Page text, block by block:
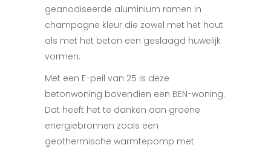
geanodiseerde aluminium ramen in
champagne kleur die zowel met het hout
als met het beton een geslaagd huwelijk
vormen.
Met een E-peil van 25 is deze
betonwoning bovendien een BEN-woning.
Dat heeft het te danken aan groene
energiebronnen zoals een
geothermische warmtepomp met